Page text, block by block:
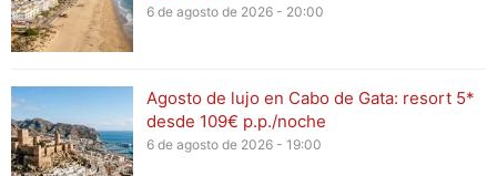
6 de agosto de 2026 - 20:00
Agosto de lujo en Cabo de Gata: resort 5*
desde 109€ p.p./noche
6 de agosto de 2026 - 19:00